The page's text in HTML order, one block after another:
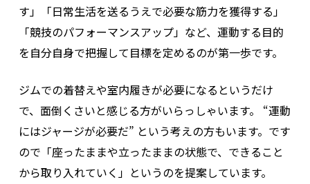
す」「日常生活を送るうえで必要な筋力を獲得する」
「競技のパフォーマンスアップ」など、運動する目的
を自分自身で把握して目標を定めるのが第一歩です。
ジムでの着替えや室内履きが必要になるというだけ
で、面倒くさいと感じる方がいらっしゃいます。 “運動
にはジャージが必要だ” という考えの方もいます。です
ので「座ったままや立ったままの状態で、できること
から取り入れていく」というのを提案しています。